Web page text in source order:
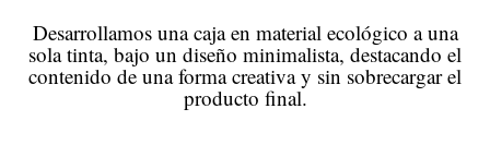
Desarrollamos una caja en material ecológico a una
sola tinta, bajo un diseño minimalista, destacando el
contenido de una forma creativa y sin sobrecargar el
producto final.